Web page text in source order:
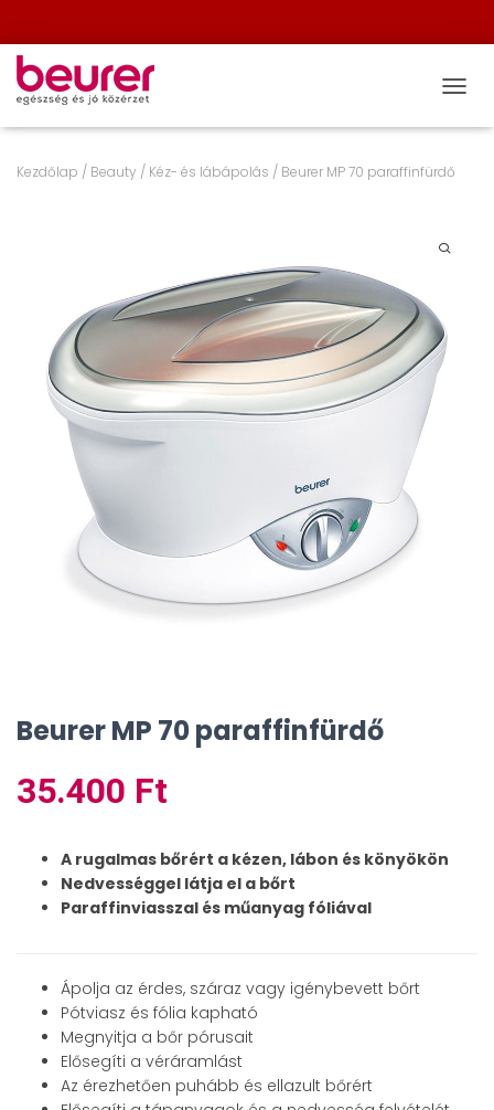
Kezdőlap / Beauty / Kéz- és lábápolás / Beurer MP 70 paraffinfürdő
Beurer MP 70 paraffinfürdő
35.400 Ft
A rugalmas bőrért a kézen, lábon és könyökön
Nedvességgel látja el a bőrt
Paraffinviasszal és műanyag fóliával
Ápolja az érdes, száraz vagy igénybevett bőrt
Pótviasz és fólia kapható
Megnyitja a bőr pórusait
Elősegíti a véráramlást
Az érezhetően puhább és ellazult bőrért